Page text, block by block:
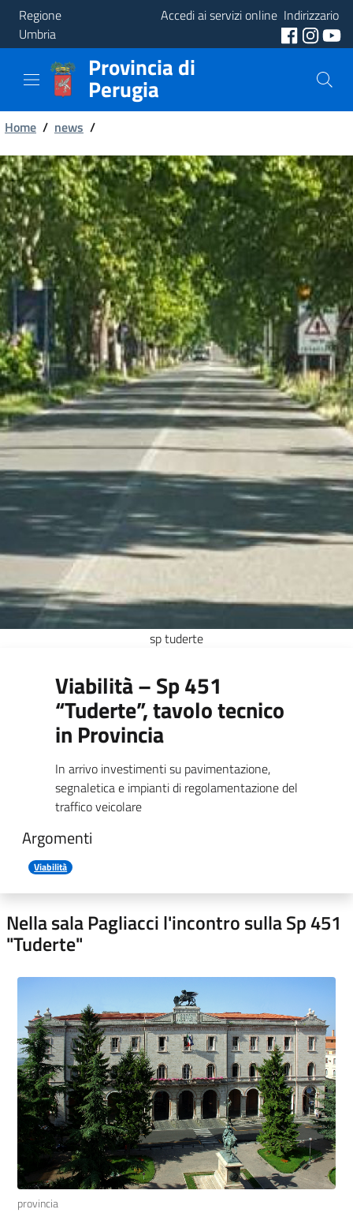
Regione
Umbria
Accedi ai servizi online Indirizzario
Provincia
Aree
Tematiche
Servizi
Provincia di
Perugia
Briciole
di
pane
Home / news /
sp tuderte
Viabilità – Sp 451
“Tuderte”, tavolo tecnico
in Provincia
In arrivo investimenti su pavimentazione,
segnaletica e impianti di regolamentazione del
traffico veicolare
Argomenti
Viabilità
Nella sala Pagliacci l'incontro sulla Sp 451
"Tuderte"
provincia